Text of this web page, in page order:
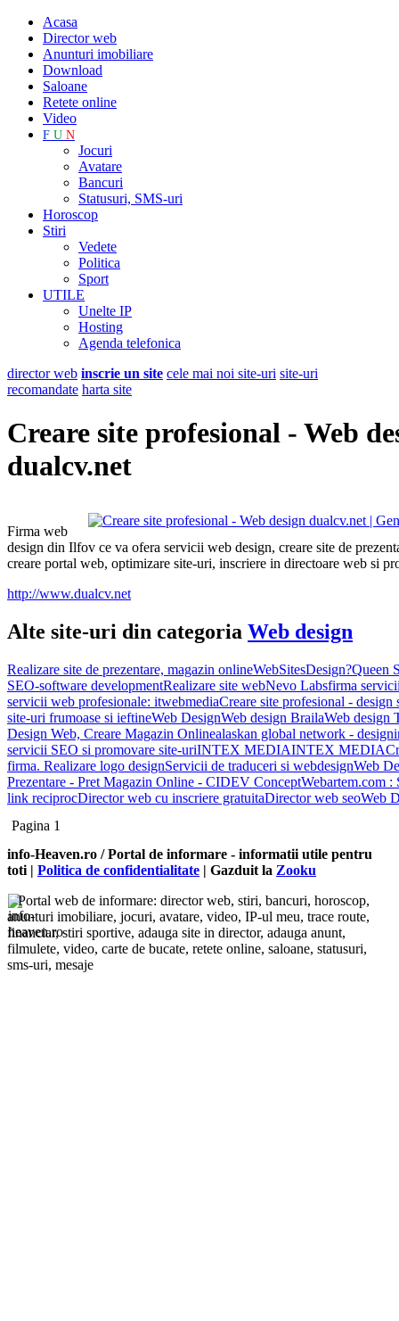
Acasa
Director web
Anunturi imobiliare
Download
Saloane
Retete online
Video
F U N
Jocuri
Avatare
Bancuri
Statusuri, SMS-uri
Horoscop
Stiri
Vedete
Politica
Sport
UTILE
Unelte IP
Hosting
Agenda telefonica
director web inscrie un site cele mai noi site-uri site-uri
recomandate harta site
Creare site profesional - Web
dualcv.net
Firma web
design din Ilfov ce va ofera servicii web design, creare site de
creare portal web, optimizare site-uri, inscriere in directoare web si
http://www.dualcv.net
Alte site-uri din categoria Web design
Realizare site de prezentare, magazin onlineWebSitesDesign?Queen
SEO-software developmentRealizare site webNevo Labsfirma
servicii web profesionale: itwebmediaCreare site profesional - design
site-uri frumoase si ieftineWeb DesignWeb design BrailaWeb design
Design Web, Creare Magazin Onlinealaskan global network -
servicii SEO si promovare site-uriINTEX MEDIAINTEX MEDIA
firma. Realizare logo designServicii de traduceri si webdesignWeb
Prezentare - Pret Magazin Online - CIDEV ConceptWebartem.com :
link reciprocDirector web cu inscriere gratuitaDirector web seoWeb
Pagina 1
info-Heaven.ro / Portal de informare - informatii utile pentru
toti | Politica de confidentialitate | Gazduit la Zooku
Portal web de informare: director web, stiri, bancuri, horoscop,
anunturi imobiliare, jocuri, avatare, video, IP-ul meu, trace route,
financiar, stiri sportive, adauga site in director, adauga anunt,
filmulete, video, carte de bucate, retete online, saloane, statusuri,
sms-uri, mesaje